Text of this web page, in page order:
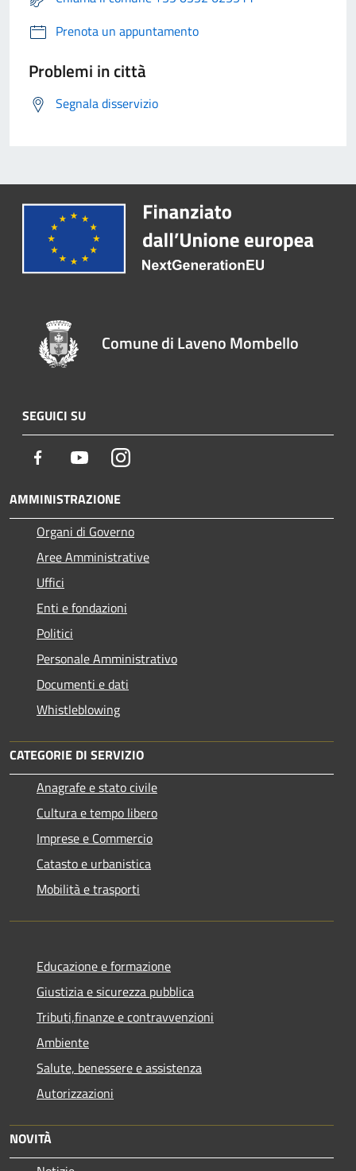
Prenota un appuntamento
Problemi in città
Segnala disservizio
Comune di Laveno Mombello
SEGUICI SU
Facebook YoutubeInstagram
AMMINISTRAZIONE
Organi di Governo
Aree Amministrative
Uffici
Enti e fondazioni
Politici
Personale Amministrativo
Documenti e dati
Whistleblowing
CATEGORIE DI SERVIZIO
Anagrafe e stato civile
Cultura e tempo libero
Imprese e Commercio
Catasto e urbanistica
Mobilità e trasporti
Educazione e formazione
Giustizia e sicurezza pubblica
Tributi,finanze e contravvenzioni
Ambiente
Salute, benessere e assistenza
Autorizzazioni
NOVITÀ